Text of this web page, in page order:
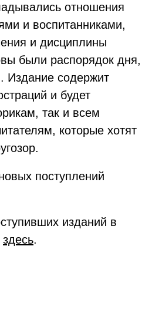
отношения
и воспитанниками,
и дисциплины
были распорядок дня,
Издание содержит
и будет
так и всем
которые хотят
поступлений
изданий в
здесь.